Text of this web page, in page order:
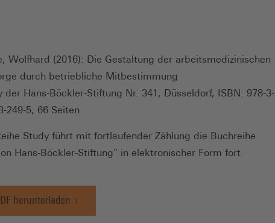
Wolfhard (2016): Die Gestaltung der arbeitsmedizinischen
durch betriebliche Mitbestimmung
der Hans-Böckler-Stiftung Nr. 341, Düsseldorf, ISBN: 978-3-
249-5, 66 Seiten
Study führt mit fortlaufender Zählung die Buchreihe
Hans-Böckler-Stiftung" in elektronischer Form fort.
herunterladen